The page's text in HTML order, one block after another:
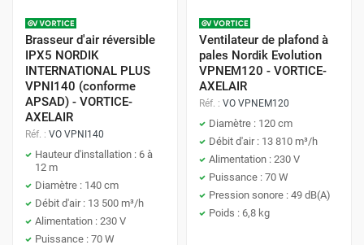
Brasseur d'air réversible
IPX5 NORDIK
INTERNATIONAL PLUS
VPNI140 (conforme
APSAD) - VORTICE-
AXELAIR
Réf. : VO VPNI140
Hauteur d'installation : 6 à
12 m
Diamètre : 140 cm
Débit d'air : 13 500 m³/h
Alimentation : 230 V
Puissance : 70 W
Ventilateur de plafond à
pales Nordik Evolution
VPNEM120 - VORTICE-
AXELAIR
Réf. : VO VPNEM120
Diamètre : 120 cm
Débit d'air : 13 810 m³/h
Alimentation : 230 V
Puissance : 70 W
Pression sonore : 49 dB(A)
Poids : 6,8 kg